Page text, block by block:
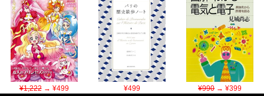
¥1,222→ ¥499 ¥499 ¥990→ ¥399